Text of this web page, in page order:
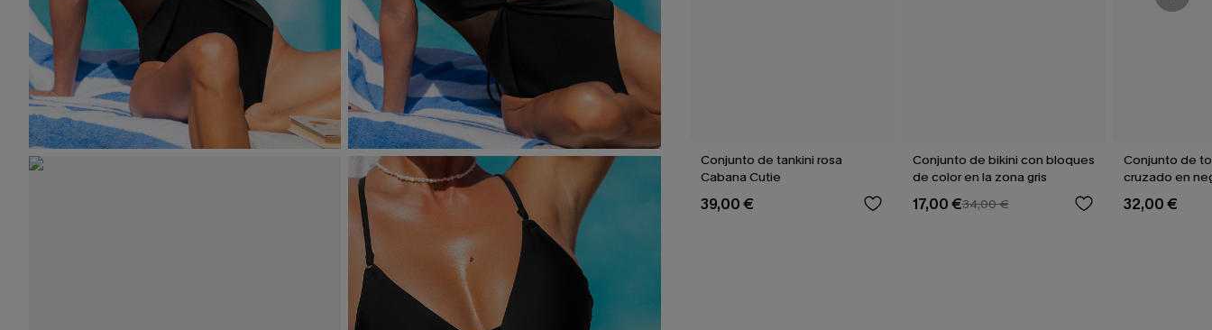
Conjunto de tankini rosa
Cabana Cutie
39,00 €
Conjunto de bikini con bloques
de color en la zona gris
17,00 €34,00 €
Conjunto de
cruzado en
braguitas de
32,00 €